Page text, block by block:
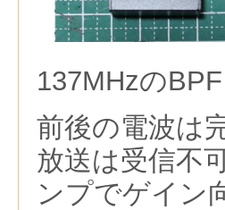
137MHzの
前後の電波は
放送は受信不
ンプでゲイン